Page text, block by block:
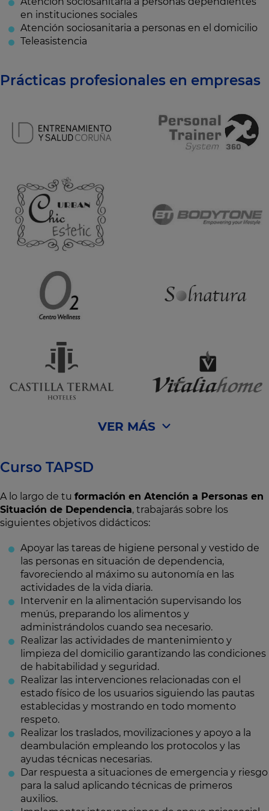
en instituciones sociales
Atención sociosanitaria a personas en el domicilio
Teleasistencia
Prácticas profesionales en empresas
VER MÁS
Curso TAPSD
A lo largo de tu formación en Atención a Personas en
Situación de Dependencia, trabajarás sobre los
siguientes objetivos didácticos:
Apoyar las tareas de higiene personal y vestido de
las personas en situación de dependencia,
favoreciendo al máximo su autonomía en las
actividades de la vida diaria.
Intervenir en la alimentación supervisando los
menús, preparando los alimentos y
administrándolos cuando sea necesario.
Realizar las actividades de mantenimiento y
limpieza del domicilio garantizando las condiciones
de habitabilidad y seguridad.
Realizar las intervenciones relacionadas con el
estado físico de los usuarios siguiendo las pautas
establecidas y mostrando en todo momento
respeto.
Realizar los traslados, movilizaciones y apoyo a la
deambulación empleando los protocolos y las
ayudas técnicas necesarias.
Dar respuesta a situaciones de emergencia y riesgo
para la salud aplicando técnicas de primeros
auxilios.